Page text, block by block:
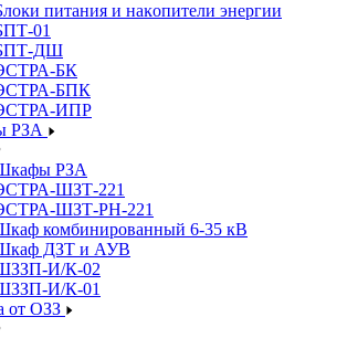
питания и наĸопители энергии
01
ДШ
БК
БПК
ИПР
РЗА
РЗА
ШЗТ-221
ШЗТ-РН-221
комбинированный 6-35 кВ
ДЗТ и АУВ
И/К-02
И/К-01
от ОЗЗ